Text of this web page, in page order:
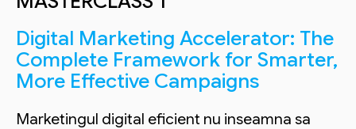
Digital Marketing Accelerator: The
Complete Framework for Smarter,
More Effective Campaigns
Marketingul digital eficient nu inseamna sa